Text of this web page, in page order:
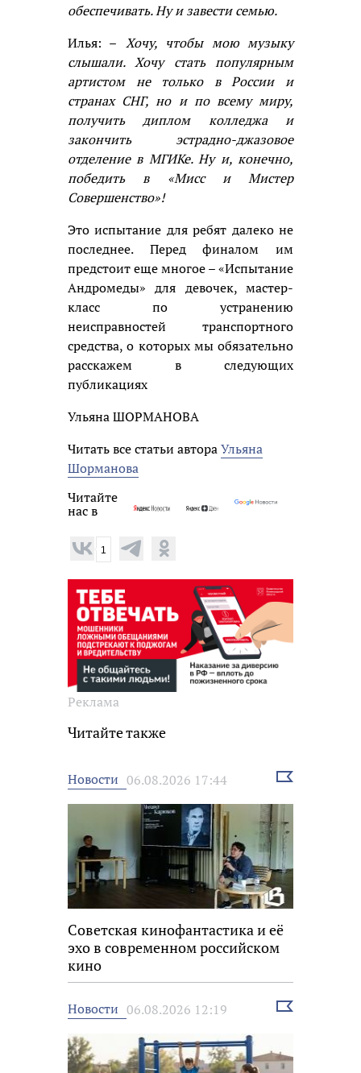
обеспечивать. Ну и завести семью.
Илья: – Хочу, чтобы мою музыку
слышали. Хочу стать популярным
артистом не только в России и
странах СНГ, но и по всему миру,
получить диплом колледжа и
закончить эстрадно-джазовое
отделение в МГИКе. Ну и, конечно,
победить в «Мисс и Мистер
Совершенство»!
Это испытание для ребят далеко не
последнее. Перед финалом им
предстоит еще многое – «Испытание
Андромеды» для девочек, мастер-
класс по устранению
неисправностей транспортного
средства, о которых мы обязательно
расскажем в следующих
публикациях
Ульяна ШОРМАНОВА
Читать все статьи автораУльяна
Шорманова
Читайте
нас в
1
Реклама
Читайте также
Новости 06.08.2026 17:44
Выбрать
Советская кинофантастика и её
эхо в современном российском
кино
Новости 06.08.2026 12:19
Выбрать